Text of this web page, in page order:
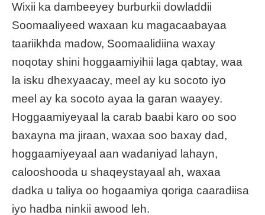
Wixii ka dambeeyey burburkii dowladdii
Soomaaliyeed waxaan ku magacaabayaa
taariikhda madow, Soomaalidiina waxay
noqotay shini hoggaamiyihii laga qabtay, waa
la isku dhexyaacay, meel ay ku socoto iyo
meel ay ka socoto ayaa la garan waayey.
Hoggaamiyeyaal la carab baabi karo oo soo
baxayna ma jiraan, waxaa soo baxay dad,
hoggaamiyeyaal aan wadaniyad lahayn,
calooshooda u shaqeystayaal ah, waxaa
dadka u taliya oo hogaamiya qoriga caaradiisa
iyo hadba ninkii awood leh.